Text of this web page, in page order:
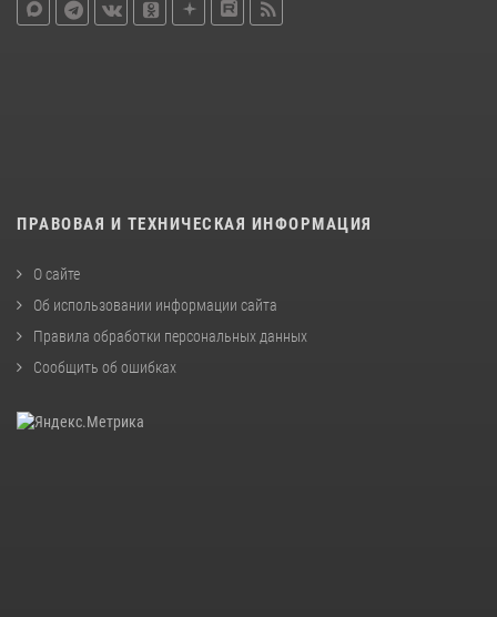
ПРАВОВАЯ И ТЕХНИЧЕСКАЯ ИНФОРМАЦИЯ
О сайте
Об использовании информации сайта
Правила обработки персональных данных
Сообщить об ошибках